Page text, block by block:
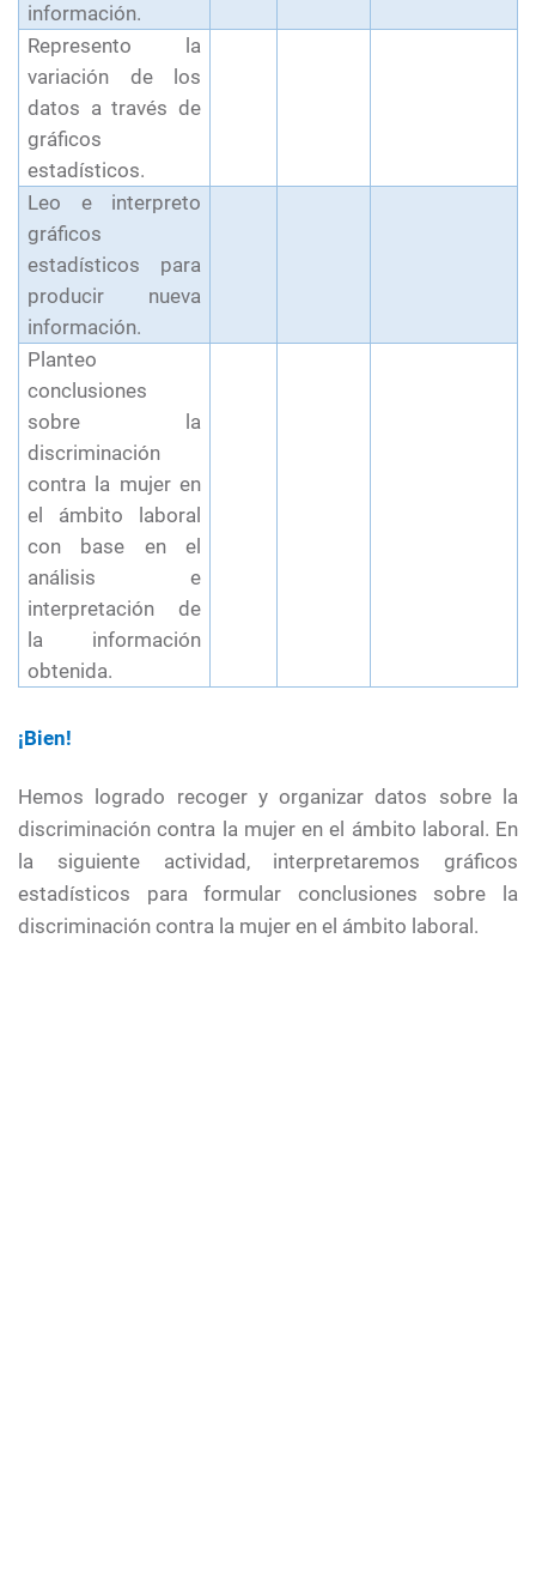
información.
Represento la
variación de los
datos a través de
gráficos
estadísticos.
Leo e interpreto
gráficos
estadísticos para
producir nueva
información.
Planteo
conclusiones
sobre la
discriminación
contra la mujer en
el ámbito laboral
con base en el
análisis e
interpretación de
la información
obtenida.
¡Bien!
Hemos logrado recoger y organizar datos sobre la
discriminación contra la mujer en el ámbito laboral. En
la siguiente actividad, interpretaremos gráficos
estadísticos para formular conclusiones sobre la
discriminación contra la mujer en el ámbito laboral.